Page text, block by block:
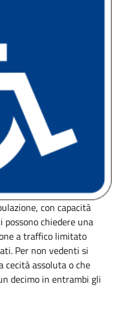
con capacità
chiedere una
a traffico limitato
Per non vedenti si
cecità assoluta o che
decimo in entrambi gli